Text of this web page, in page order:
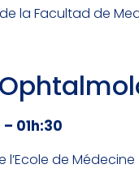
la Facultad de
01h:30
l’Ecole de